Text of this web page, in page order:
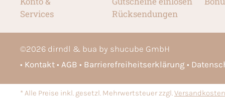
Services
Rücksendungen
©2026 dirndl & bua by shucube GmbH
Kontakt
AGB Barrierefreiheitserklärung
* Alle Preise inkl. gesetzl. Mehrwertsteuer zzgl.Versandkosten